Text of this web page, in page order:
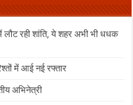
लौट रही शांति, ये शहर अभी भी धधक
में आई नई रफ्तार
अभिनेत्री